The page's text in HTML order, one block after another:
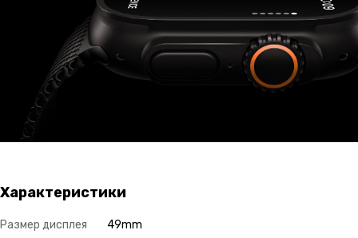
Характеристики
Размер дисплея
49mm